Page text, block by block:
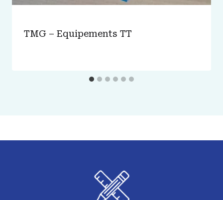
TMG – Equipements TT